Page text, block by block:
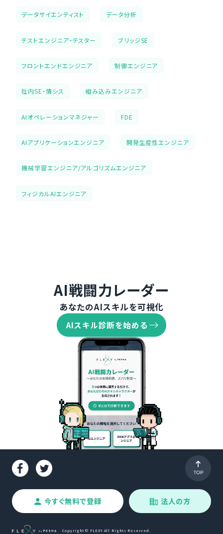
データサイエンティスト データ分析
テストエンジニア・テスター ブリッジSE
フロントエンドエンジニア 制御エンジニア
社内SE・情シス 組み込みエンジニア
AIオペレーションマネジャー FDE
AIアプリケーションエンジニア 開発生産性エンジニア
機械学習エンジニア/アルゴリズムエンジニア
フィジカルAIエンジニア
AI戦闘力レーダー
あなたのAIスキルを可視化
AIスキル診断を始める
今すぐ無料で登録 法人の方
Copyright © FLEXY All Rights Reserved.